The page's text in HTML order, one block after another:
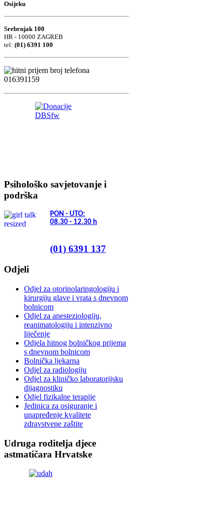
Osijeku
Srebrnjak 100
HR - 10000 ZAGREB
tel: (01) 6391 100
Psihološko savjetovanje i
podrška
PON - UTO:
08.30 - 12.30 h
(01) 6391 137
Odjeli
Odjel za otorinolaringologiju i
kirurgiju glave i vrata s dnevnom
bolnicom
Odjel za anesteziologiju,
reanimatologiju i intenzivno
liječenje
Odjela hitnog bolničkog prijema
s dnevnom bolnicom
Bolnička ljekarna
Odjel za radiologiju
Odjel za kliničko laboratorijsku
dijagnostiku
Odjel fizikalne terapije
Jedinica za osiguranje i
unapređenje kvalitete
zdravstvene zaštite
Udruga roditelja djece
astmatičara Hrvatske